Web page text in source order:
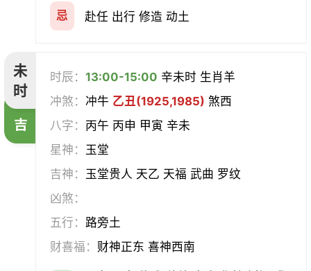
忌 赴任 出行 修造 动土
未
时
吉
时辰：13:00-15:00 辛未时 生肖羊
冲煞：冲牛 乙丑(1925,1985) 煞西
八字： 丙午 丙申 甲寅 辛未
星神： 玉堂
吉神： 玉堂贵人 天乙 天福 武曲 罗纹
凶煞：
五行：路旁土
财喜福： 财神正东 喜神西南